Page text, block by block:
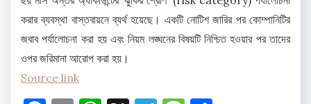
করার ব্যবস্থা বাস্তবায়নে ব্যর্থ হয়েছে। একটি নোটিশ জারির পর কোম্পানিটির
জবাব পর্যালোচনা করা হয় এবং নিয়ম লঙ্ঘনের বিষয়টি নিশ্চিত হওয়ার পর তাদের
ওপর জরিমানা আরোপ করা হয়।
Source link